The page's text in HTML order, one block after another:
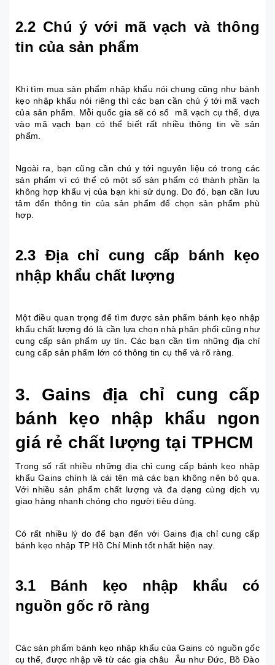
2.2 Chú ý với mã vạch và thông
tin của sản phẩm
Khi tìm mua sản phẩm nhập khẩu nói chung cũng như bánh
kẹo nhập khẩu nói riêng thì các bạn cần chú ý tới mã vạch
của sản phẩm. Mỗi quốc gia sẽ có số mã vạch cụ thể, dựa
vào mã vạch bạn có thể biết rất nhiều thông tin về sản
phẩm.
Ngoài ra, bạn cũng cần chú y tới nguyên liệu có trong các
sản phẩm vì có thể có một số sản phẩm có thành phần lạ
không hợp khẩu vị của bạn khi sử dụng. Do đó, bạn cần lưu
tâm đến thông tin của sản phẩm để chọn sản phẩm phù
hợp.
2.3 Địa chỉ cung cấp bánh kẹo
nhập khẩu chất lượng
Một điều quan trọng để tìm được sản phẩm bánh kẹo nhập
khẩu chất lượng đó là cần lựa chọn nhà phân phối cũng như
cung cấp sản phẩm uy tín. Các bạn cần tìm những địa chỉ
cung cấp sản phẩm lớn có thông tin cụ thể và rõ ràng.
3. Gains địa chỉ cung cấp
bánh kẹo nhập khẩu ngon
giá rẻ chất lượng tại TPHCM
Trong số rất nhiều những địa chỉ cung cấp bánh kẹo nhập
khẩu Gains chính là cái tên mà các bạn không nên bỏ qua.
Với nhiều sản phẩm chất lượng và đa dạng cùng dịch vụ
giao hàng nhanh chóng cho người tiêu dùng.
Có rất nhiều lý do để bạn đến với Gains địa chỉ cung cấp
bánh kẹo nhập TP Hồ Chí Minh tốt nhất hiện nay.
3.1 Bánh kẹo nhập khẩu có
nguồn gốc rõ ràng
Các sản phẩm bánh kẹo nhập khẩu của Gains có nguồn gốc
cụ thể, được nhập về từ các gia châu Âu như Đức, Bồ Đào